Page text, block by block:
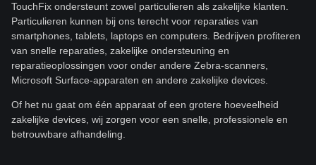
TouchFix ondersteunt zowel particulieren als zakelijke klanten.
Particulieren kunnen bij ons terecht voor reparaties van
smartphones, tablets, laptops en computers. Bedrijven profiteren
van snelle reparaties, zakelijke ondersteuning en
reparatieoplossingen voor onder andere Zebra-scanners,
Microsoft Surface-apparaten en andere zakelijke devices.
Of het nu gaat om één apparaat of een grotere hoeveelheid
zakelijke devices, wij zorgen voor een snelle, professionele en
betrouwbare afhandeling.